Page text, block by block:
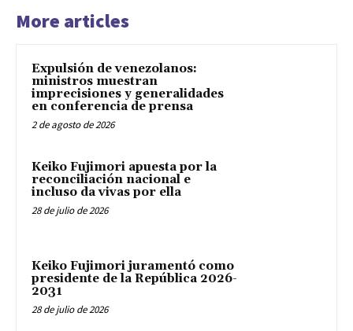
More articles
Expulsión de venezolanos:
ministros muestran
imprecisiones y generalidades
en conferencia de prensa
2 de agosto de 2026
Keiko Fujimori apuesta por la
reconciliación nacional e
incluso da vivas por ella
28 de julio de 2026
Keiko Fujimori juramentó como
presidente de la República 2026-
2031
28 de julio de 2026